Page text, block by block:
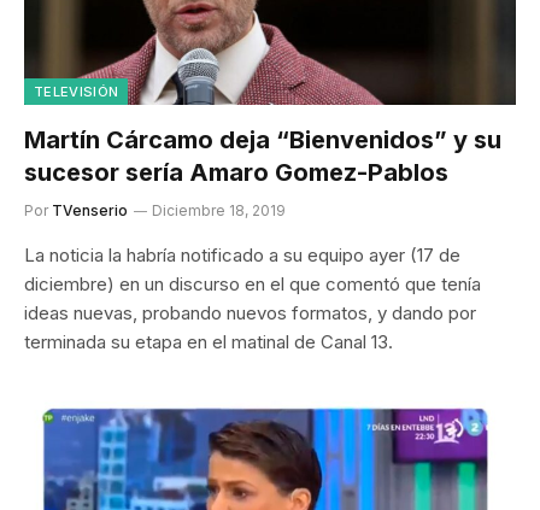
TELEVISIÓN
Martín Cárcamo deja “Bienvenidos” y su
sucesor sería Amaro Gomez-Pablos
Por TVenserio Diciembre 18, 2019
La noticia la habría notificado a su equipo ayer (17 de
diciembre) en un discurso en el que comentó que tenía
ideas nuevas, probando nuevos formatos, y dando por
terminada su etapa en el matinal de Canal 13.